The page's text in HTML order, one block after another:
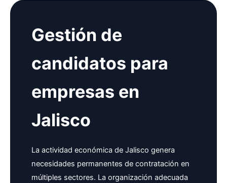
Gestión de
candidatos para
empresas en
Jalisco
La actividad económica de Jalisco genera
necesidades permanentes de contratación en
múltiples sectores. La organización adecuada